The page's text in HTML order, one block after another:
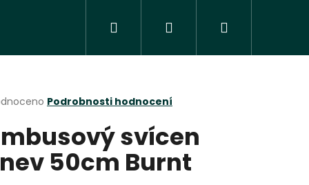
Hledat PřihlášeníNákupní
Podrobnosti hodnocení
svícen
50cm Burnt